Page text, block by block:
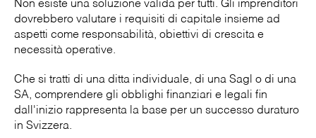
Non esiste una soluzione valida per tutti. Gli imprenditori
dovrebbero valutare i requisiti di capitale insieme ad
aspetti come responsabilità, obiettivi di crescita e
necessità operative.
Che si tratti di una ditta individuale, di una Sagl o di una
SA, comprendere gli obblighi finanziari e legali fin
dall'inizio rappresenta la base per un successo duraturo
in Svizzera.